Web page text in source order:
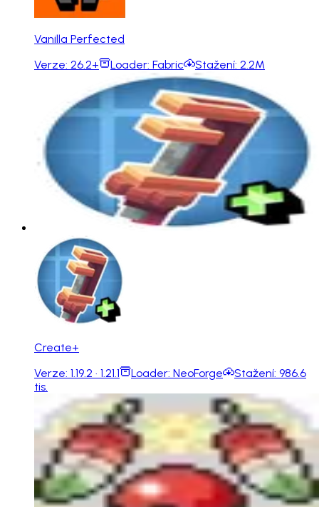
Vanilla Perfected
Verze: 26.2+ Loader: Fabric Stažení: 2.2M
Create+
Verze: 1.19.2 · 1.21.1 Loader: NeoForge Stažení: 986.6
tis.